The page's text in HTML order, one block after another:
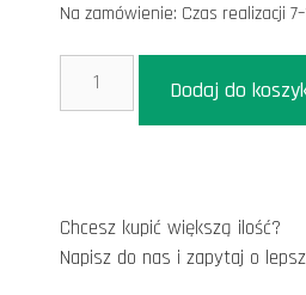
Na zamówienie: Czas realizacji
Dodaj do
Chcesz kupić większą ilość?
Napisz do nas i zapytaj o